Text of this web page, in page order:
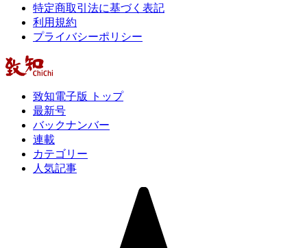
特定商取引法に基づく表記
利用規約
プライバシーポリシー
致知電子版 トップ
最新号
バックナンバー
連載
カテゴリー
人気記事